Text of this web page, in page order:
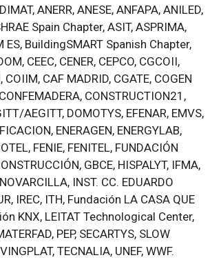
ANERR, ANESE, ANFAPA, ANILED,
Spain Chapter, ASIT, ASPRIMA,
ES, BuildingSMART Spanish Chapter,
CEEC, CENER, CEPCO, CGCOII,
COIIM, CAF MADRID, CGATE, COGEN
CONSTRUCTION21,
AEGITT, DOMOTYS, EFENAR, EMVS,
ENERAGEN, ENERGYLAB,
FENIE, FENITEL, FUNDACIÓN
GBCE, HISPALYT, IFMA,
INST. CC. EDUARDO
IREC, ITH, Fundación LA CASA QUE
KNX, LEITAT Technological Center,
PEP, SECARTYS, SLOW
TECNALIA, UNEF, WWF.